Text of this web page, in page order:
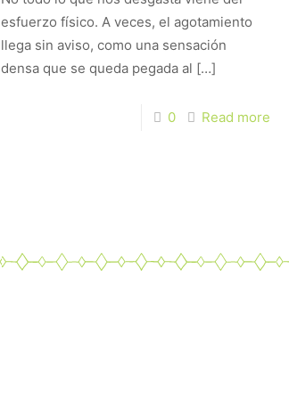
esfuerzo físico. A veces, el agotamiento
llega sin aviso, como una sensación
densa que se queda pegada al […]
0 Read more